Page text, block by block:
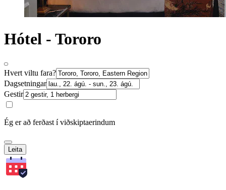
Hótel - Tororo
Hvert viltu fara?
Dagsetningar
Gestir
Ég er að ferðast í viðskiptaerindum
Leita